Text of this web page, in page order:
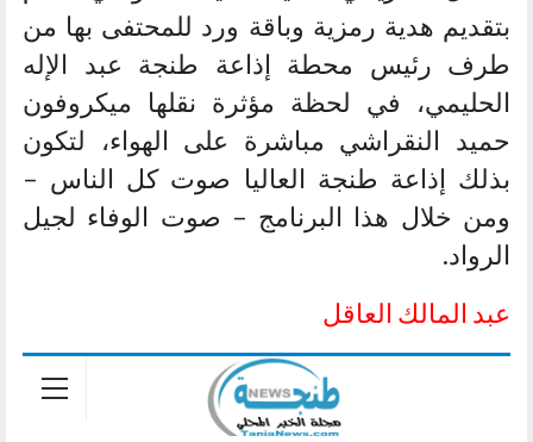
بتقديم هدية رمزية وباقة ورد للمحتفى بها من
طرف رئيس محطة إذاعة طنجة عبد الإله
الحليمي، في لحظة مؤثرة نقلها ميكروفون
حميد النقراشي مباشرة على الهواء، لتكون
بذلك إذاعة طنجة العاليا صوت كل الناس –
ومن خلال هذا البرنامج – صوت الوفاء لجيل
الرواد.
عبد المالك العاقل